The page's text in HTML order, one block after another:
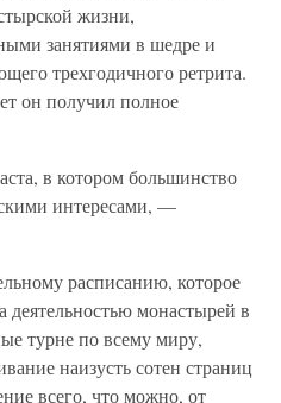
жизни,
занятиями в шедре и
трехгодичного ретрита.
он получил полное
в котором большинство
интересами, —
расписанию, которое
деятельностью монастырей в
турне по всему миру,
наизусть сотен страниц
всего, что можно, от